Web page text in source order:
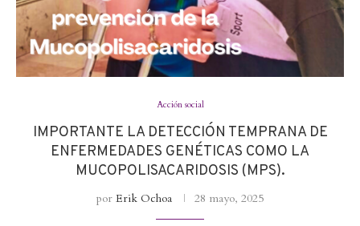
Acción social
IMPORTANTE LA DETECCIÓN TEMPRANA DE
ENFERMEDADES GENÉTICAS COMO LA
MUCOPOLISACARIDOSIS (MPS).
por Erik Ochoa 28 mayo, 2025